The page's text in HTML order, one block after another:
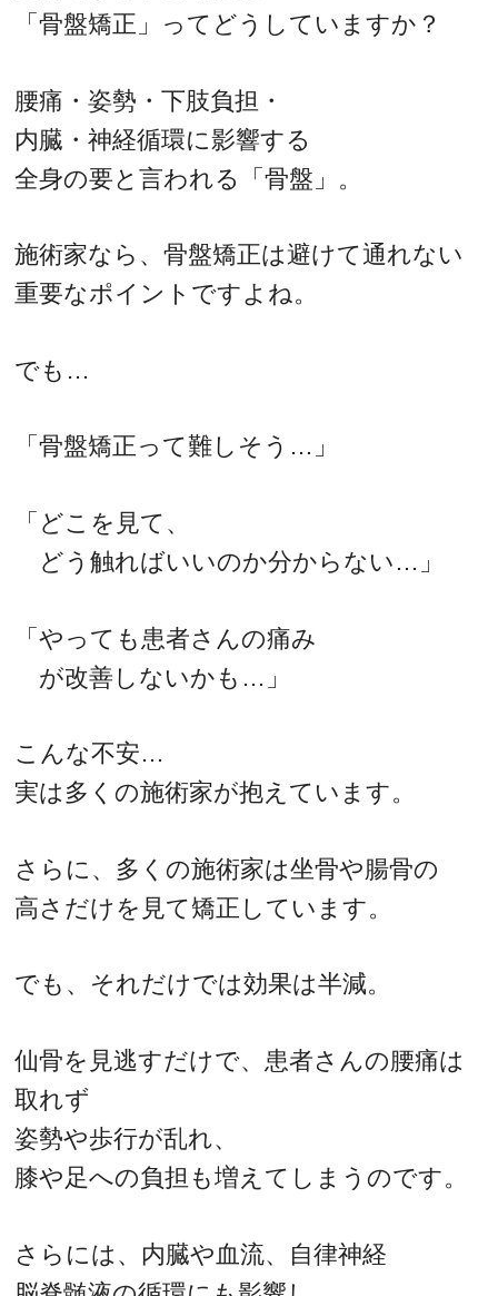
「骨盤矯正」ってどうしていますか？
腰痛・姿勢・下肢負担・
内臓・神経循環に影響する
全身の要と言われる「骨盤」。
施術家なら、骨盤矯正は避けて通れない
重要なポイントですよね。
でも…
「骨盤矯正って難しそう…」
「どこを見て、
どう触ればいいのか分からない…」
「やっても患者さんの痛み
が改善しないかも…」
こんな不安…
実は多くの施術家が抱えています。
さらに、多くの施術家は坐骨や腸骨の
高さだけを見て矯正しています。
でも、それだけでは効果は半減。
仙骨を見逃すだけで、患者さんの腰痛は
取れず
姿勢や歩行が乱れ、
膝や足への負担も増えてしまうのです。
さらには、内臓や血流、自律神経